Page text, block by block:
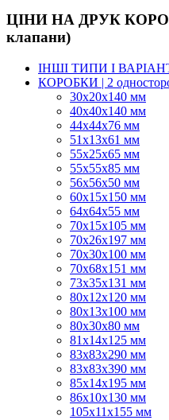
ЦІНИ НА ДРУК
клапани)
ІНШІ ТИПИ І
КОРОБКИ | 2
30x20x140 мм
40x40x140 мм
44х44х76 мм
51x13x61 мм
55х25х65 мм
55х55х85 мм
56х56х50 мм
60х15х150 мм
64х64х55 мм
70х15х105 мм
70х26х197 мм
70х30х100 мм
70х68х151 мм
73х35х131 мм
80х12х120 мм
80х13х100 мм
80х30х80 мм
81х14х125 мм
83х83х290 мм
83х83х390 мм
85х14х195 мм
86х10х130 мм
105х11х155 мм